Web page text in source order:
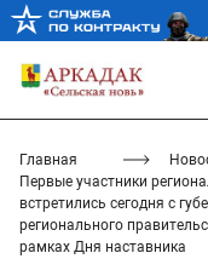
Главная
Первые участники
встретились сегодня с
регионального
рамках Дня наставника